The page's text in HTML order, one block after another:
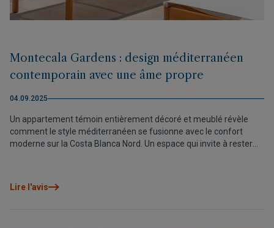
Montecala Gardens : design méditerranéen
contemporain avec une âme propre
04.09.2025
Un appartement témoin entièrement décoré et meublé révèle
comment le style méditerranéen se fusionne avec le confort
moderne sur la Costa Blanca Nord. Un espace qui invite à rester
Lire l'avis